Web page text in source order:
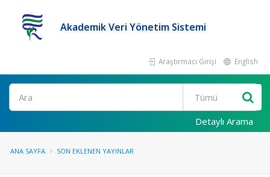
Akademik Veri Yönetim Sistemi
Araştırmacı Girişi English
Ara
Detaylı Arama
ANA SAYFA SON EKLENEN YAYINLAR